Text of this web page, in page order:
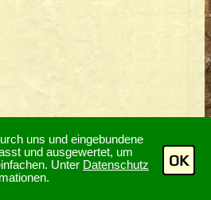
uns und eingebundene
und ausgewertet, um
Unter Datenschutz
OK